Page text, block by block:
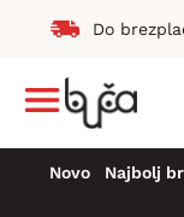
Do
Novo Najbolj